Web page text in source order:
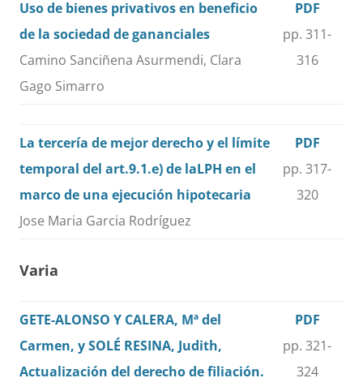
Uso de bienes privativos en beneficio
de la sociedad de gananciales
Camino Sanciñena Asurmendi, Clara
Gago Simarro
PDF
pp. 311-
316
La tercería de mejor derecho y el límite
temporal del art.9.1.e) de laLPH en el
marco de una ejecución hipotecaria
Jose Maria Garcia Rodríguez
PDF
pp. 317-
320
Varia
GETE-ALONSO Y CALERA, Mª del
Carmen, y SOLÉ RESINA, Judith,
Actualización del derecho de filiación.
PDF
pp. 321-
324